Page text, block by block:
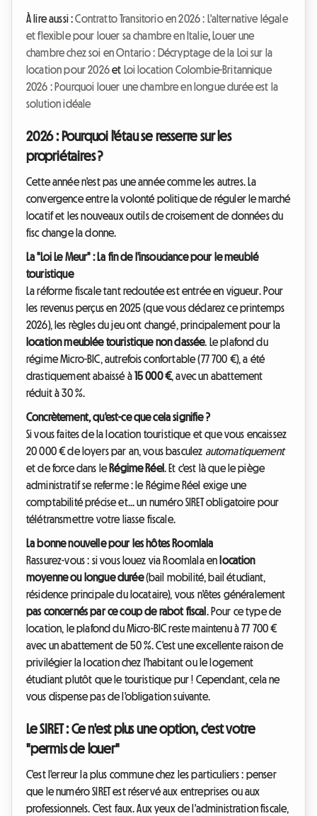
À lire aussi :Contratto Transitorio en 2026 : L'alternative légale
et flexible pour louer sa chambre en Italie, Louer une
chambre chez soi en Ontario : Décryptage de la Loi sur la
location pour 2026et Loi location Colombie-Britannique
2026 : Pourquoi louer une chambre en longue durée est la
solution idéale
2026 : Pourquoi l'étau se resserre sur les
propriétaires ?
Cette année n'est pas une année comme les autres. La
convergence entre la volonté politique de réguler le marché
locatif et les nouveaux outils de croisement de données du
fisc change la donne.
La "Loi Le Meur" : La fin de l'insouciance pour le meublé
touristique
La réforme fiscale tant redoutée est entrée en vigueur. Pour
les revenus perçus en 2025 (que vous déclarez ce printemps
2026), les règles du jeu ont changé, principalement pour la
location meublée touristique non classée. Le plafond du
régime Micro-BIC, autrefois confortable (77 700 €), a été
drastiquement abaissé à15 000 €, avec un abattement
réduit à 30 %.
Concrètement, qu'est-ce que cela signifie ?
Si vous faites de la location touristique et que vous encaissez
20 000 € de loyers par an, vous basculez automatiquement
et de force dans le Régime Réel. Et c'est là que le piège
administratif se referme : le Régime Réel exige une
comptabilité précise et... un numéro SIRET obligatoire pour
télétransmettre votre liasse fiscale.
La bonne nouvelle pour les hôtes Roomlala
Rassurez-vous : si vous louez via Roomlala en location
moyenne ou longue durée(bail mobilité, bail étudiant,
résidence principale du locataire), vous n'êtes généralement
pas concernés par ce coup de rabot fiscal . Pour ce type de
location, le plafond du Micro-BIC reste maintenu à 77 700 €
avec un abattement de 50 %. C'est une excellente raison de
privilégier la location chez l'habitant ou le logement
étudiant plutôt que le touristique pur ! Cependant, cela ne
vous dispense pas de l'obligation suivante.
Le SIRET : Ce n'est plus une option, c'est votre
"permis de louer"
C'est l'erreur la plus commune chez les particuliers : penser
que le numéro SIRET est réservé aux entreprises ou aux
professionnels. C'est faux. Aux yeux de l'administration fiscale,